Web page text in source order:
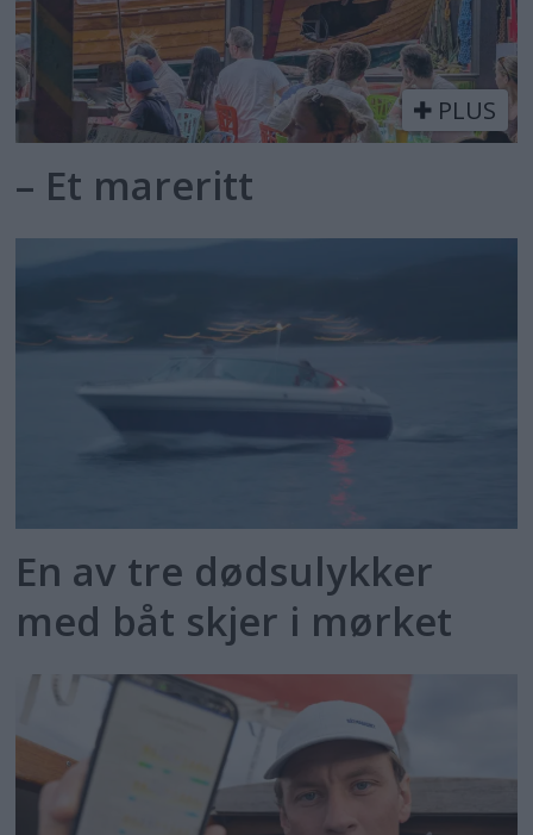
PLUS
– Et mareritt
En av tre dødsulykker
med båt skjer i mørket